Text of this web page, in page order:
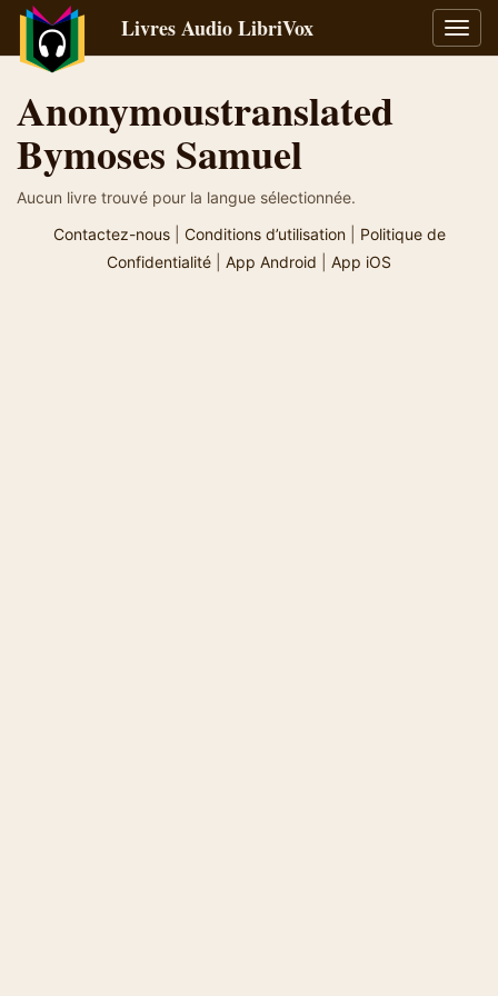
la
Livres Audio LibriVox
Anonymoustranslated
Bymoses Samuel
Aucun livre trouvé pour la langue sélectionnée.
Contactez-nous| Conditions d’utilisation| Politique de
Confidentialité
App Android App iOS